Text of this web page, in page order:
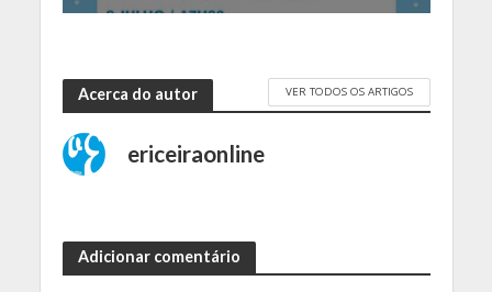
Acerca do autor VER TODOS OS ARTIGOS
ericeiraonline
Adicionar comentário